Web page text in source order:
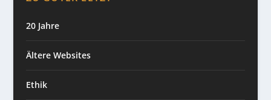
20 Jahre
Ältere Websites
Ethik